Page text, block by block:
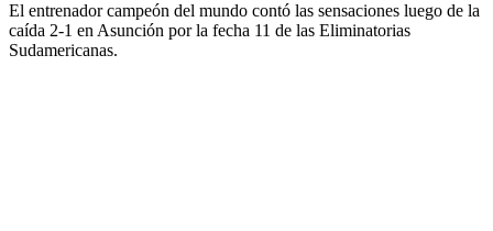
El entrenador campeón del mundo contó las sensaciones luego de la
caída 2-1 en Asunción por la fecha 11 de las Eliminatorias
Sudamericanas.